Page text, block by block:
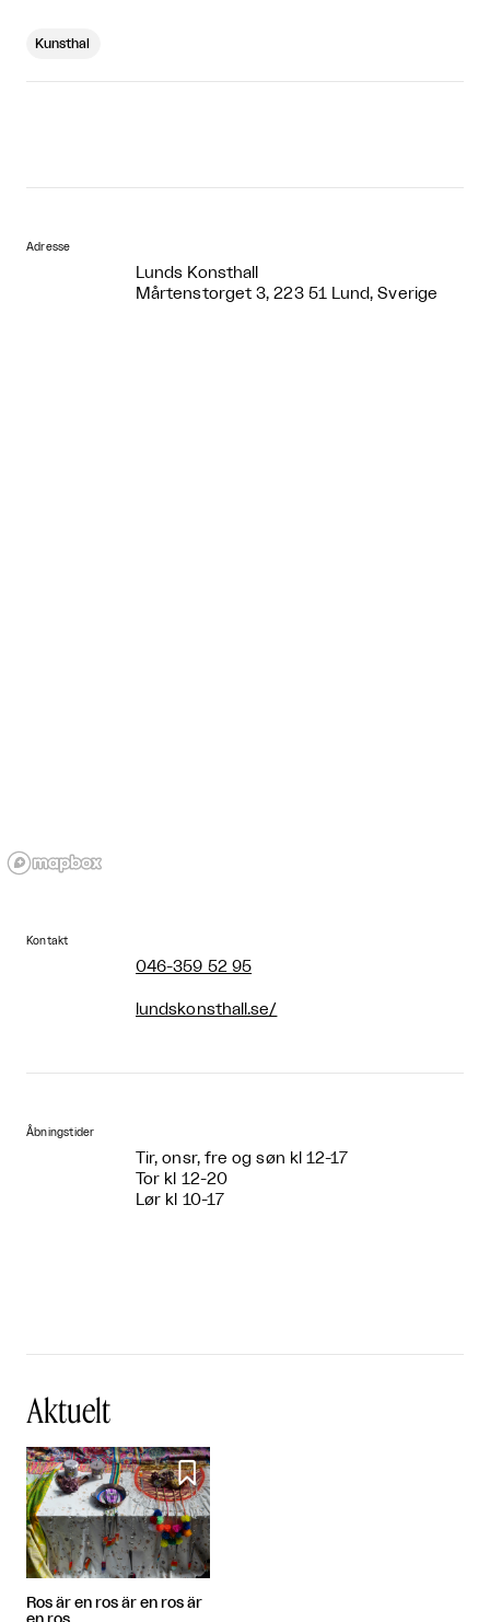
Kunsthal
Adresse
Lunds Konsthall
Mårtenstorget 3, 223 51 Lund, Sverige
Kontakt
046-359 52 95
lundskonsthall.se/
Åbningstider
Tir, onsr, fre og søn kl 12-17
Tor kl 12-20
Lør kl 10-17
Aktuelt

Ros är en ros är en ros är